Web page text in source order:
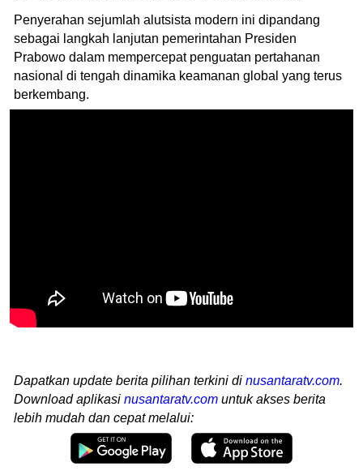
Penyerahan sejumlah alutsista modern ini dipandang
sebagai langkah lanjutan pemerintahan Presiden
Prabowo dalam mempercepat penguatan pertahanan
nasional di tengah dinamika keamanan global yang terus
berkembang.
Dapatkan update berita pilihan terkini di nusantaratv.com.
Download aplikasi nusantaratv.com untuk akses berita
lebih mudah dan cepat melalui: